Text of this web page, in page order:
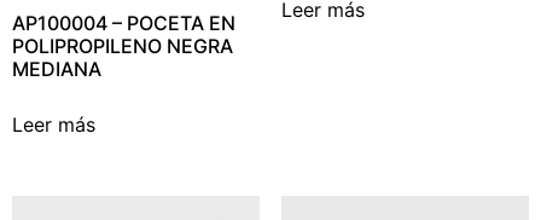
AP100004 – POCETA EN
POLIPROPILENO NEGRA
MEDIANA
Leer más
Leer más